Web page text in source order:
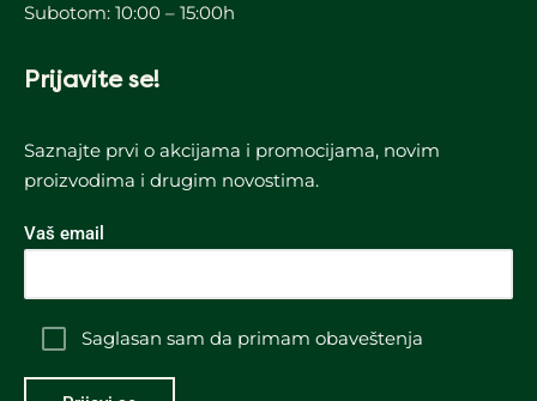
Subotom: 10:00 – 15:00h
Prijavite se!
Saznajte prvi o akcijama i promocijama, novim
proizvodima i drugim novostima.
Vaš email
Saglasan sam da primam obaveštenja